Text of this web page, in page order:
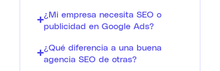
¿Mi empresa necesita SEO o
publicidad en Google Ads?
¿Qué diferencia a una buena
agencia SEO de otras?